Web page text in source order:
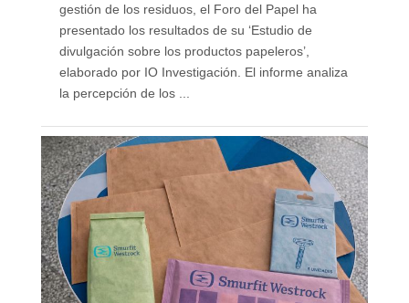
gestión de los residuos, el Foro del Papel ha
presentado los resultados de su ‘Estudio de
divulgación sobre los productos papeleros’,
elaborado por IO Investigación. El informe analiza
la percepción de los ...